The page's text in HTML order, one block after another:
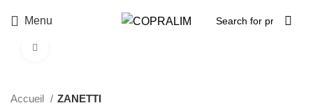
Menu
Accueil ZANETTI